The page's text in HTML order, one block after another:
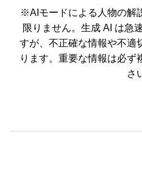
※AIモードによる人物の解
限りません。生成 AI は急
すが、不正確な情報や不適
ります。重要な情報は必ず
さ